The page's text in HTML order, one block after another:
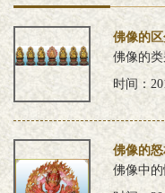
佛像的
佛像的
时间：
佛像的怒
佛像中